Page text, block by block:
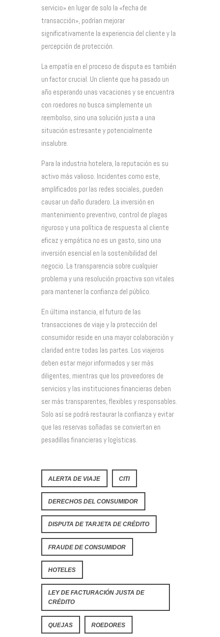
servicio» en lugar de solo la «fecha de
transacción», podrían mejorar
significativamente la experiencia del cliente y la
percepción de protección.
La empatía en el proceso de disputa es también
un factor crucial. Un cliente que ha pasado un
año esperando unas vacaciones y se encuentra
con roedores no busca simplemente un
reembolso, sino una solución justa a una
situación estresante y potencialmente
insalubre.
Para la industria hotelera, la reputación es su
activo más valioso. Incidentes como este,
amplificados por las redes sociales, pueden
causar un daño duradero. La inversión en
mantenimiento preventivo, control de plagas
riguroso y una política de respuesta al cliente
eficaz y empática no es un gasto, sino una
inversión esencial en la sostenibilidad del
negocio. La transparencia sobre cualquier
problema y una resolución proactiva son vitales
para mantener la confianza del público.
En última instancia, el futuro de las
transacciones de viaje y la protección del
consumidor reside en una mayor colaboración y
claridad entre todas las partes. Los viajeros
deben estar mejor informados y ser más
diligentes, mientras que los proveedores de
servicios y las instituciones financieras deben
ser más transparentes, flexibles y responsables.
Solo así se podrá restaurar la confianza y evitar
que las reservas soñadas se conviertan en
pesadillas financieras y logísticas.
ALERTA DE VIAJE CITI
DERECHOS DEL CONSUMIDOR
DISPUTA DE TARJETA DE CRÉDITO
FRAUDE DE CONSUMIDOR
HOTELES
LEY DE FACTURACIÓN JUSTA DE
CRÉDITO
QUEJAS ROEDORES